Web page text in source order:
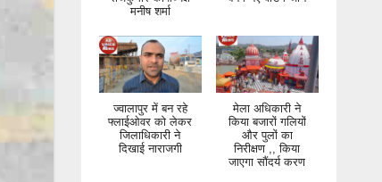
मनीष शर्मा
ज्वालापुर में बन रहे
फ्लाईओवर को लेकर
जिलाधिकारी ने
दिखाई नाराजगी
मेला अधिकारी ने
किया बजारों गलियों
और पुलों का
निरीक्षण ,, किया
जाएगा सौंदर्य करण